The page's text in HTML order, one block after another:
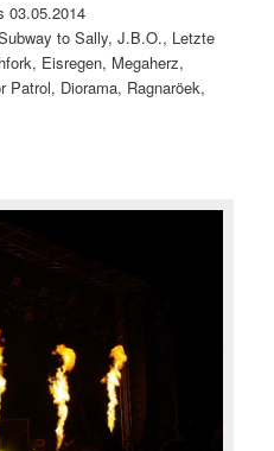
03.05.2014
to Sally, J.B.O., Letzte
Eisregen, Megaherz,
Patrol, Diorama, Ragnaröek,